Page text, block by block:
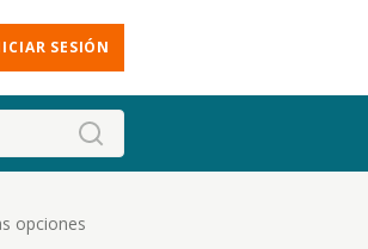
SESIÓN
opciones